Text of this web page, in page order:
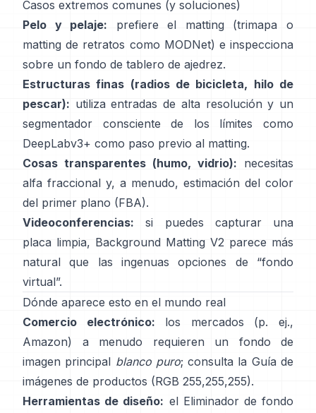
Casos extremos comunes (y soluciones)
Pelo y pelaje: prefiere el matting (trimapa o
matting de retratos como MODNet) e inspecciona
sobre un fondo de tablero de ajedrez.
Estructuras finas (radios de bicicleta, hilo de
pescar): utiliza entradas de alta resolución y un
segmentador consciente de los límites como
DeepLabv3+ como paso previo al matting.
Cosas transparentes (humo, vidrio): necesitas
alfa fraccional y, a menudo, estimación del color
del primer plano (FBA).
Videoconferencias: si puedes capturar una
placa limpia, Background Matting V2 parece más
natural que las ingenuas opciones de “fondo
virtual”.
Dónde aparece esto en el mundo real
Comercio electrónico: los mercados (p. ej.,
Amazon) a menudo requieren un fondo de
imagen principal blanco puro; consulta la Guía de
imágenes de productos (RGB 255,255,255).
Herramientas de diseño: el Eliminador de fondo